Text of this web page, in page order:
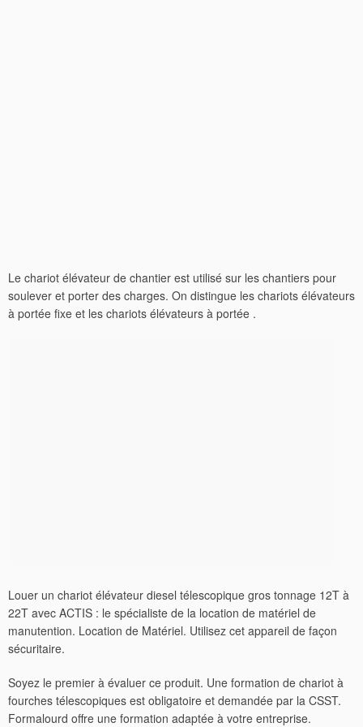
Le chariot élévateur de chantier est utilisé sur les chantiers pour
soulever et porter des charges. On distingue les chariots élévateurs
à portée fixe et les chariots élévateurs à portée .
Louer un chariot élévateur diesel télescopique gros tonnage 12T à
22T avec ACTIS : le spécialiste de la location de matériel de
manutention. Location de Matériel. Utilisez cet appareil de façon
sécuritaire.
Soyez le premier à évaluer ce produit. Une formation de chariot à
fourches télescopiques est obligatoire et demandée par la CSST.
Formalourd offre une formation adaptée à votre entreprise.